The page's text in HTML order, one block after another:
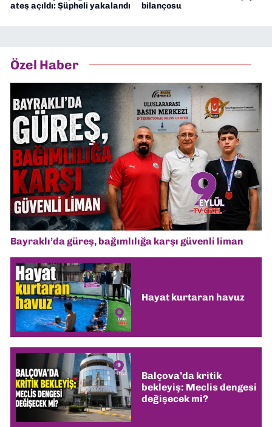
ateş açıldı: Şüpheli yakalandı
bilançosu
Özel Haber
Bayraklı’da güreş, bağımlılığa karşı güvenli liman
Hayat kurtaran havuz
Balçova’da kritik
bekleyiş: Meclis dengesi
değişecek mi?